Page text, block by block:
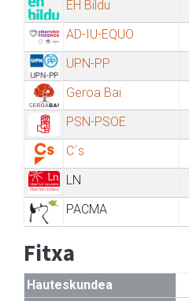
EH Bildu
AD-IU-EQUO
UPN-PP
Geroa Bai
PSN-PSOE
C´s
LN
PACMA
Fitxa
Hauteskundea